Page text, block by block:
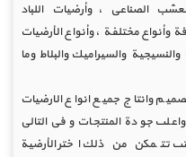
الصناعي ، وأرضيات اللباد
وأنواع مختلفة ، وأنواع الأرضيات
والسيراميك والبلاط وما
وانتاج جميع انواع الارضيات
جودة المنتجات وفي التالي
تتمكن من ذلك اختر الأرضية